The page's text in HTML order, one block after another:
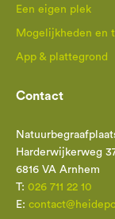
Een eigen plek
Mogelijkheden en
App & plattegrond
Contact
Harderwijkerweg
6816 VA Arnhem
T: 026 711 22 10
E: